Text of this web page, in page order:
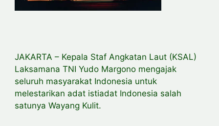
JAKARTA – Kepala Staf Angkatan Laut (KSAL)
Laksamana TNI Yudo Margono mengajak
seluruh masyarakat Indonesia untuk
melestarikan adat istiadat Indonesia salah
satunya Wayang Kulit.